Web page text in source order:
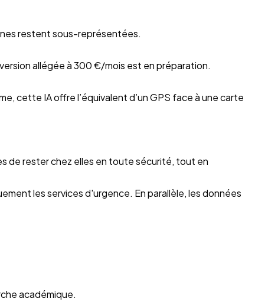
restent sous-représentées.
allégée à 300 €/mois est en préparation.
cette IA offre l’équivalent d’un GPS face à une carte
de rester chez elles en toute sécurité, tout en
les services d'urgence. En parallèle, les données
académique.